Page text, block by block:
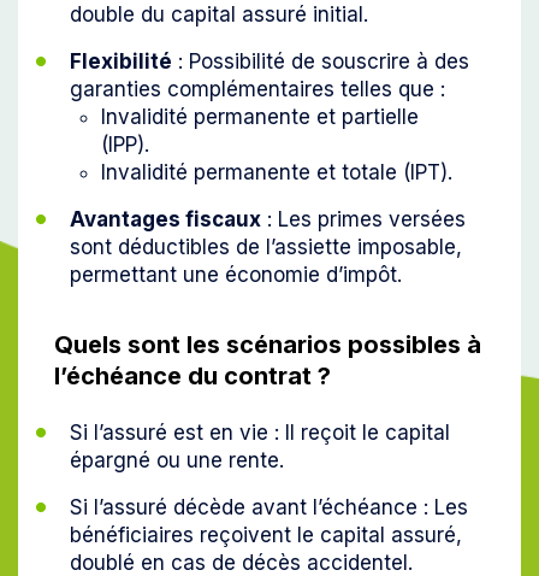
double du capital assuré initial.
Flexibilité : Possibilité de souscrire à des
garanties complémentaires telles que :
Invalidité permanente et partielle
(IPP).
Invalidité permanente et totale (IPT).
Avantages fiscaux : Les primes versées
sont déductibles de l’assiette imposable,
permettant une économie d’impôt.
Quels sont les scénarios possibles à
l’échéance du contrat ?
Si l’assuré est en vie : Il reçoit le capital
épargné ou une rente.
Si l’assuré décède avant l’échéance : Les
bénéficiaires reçoivent le capital assuré,
doublé en cas de décès accidentel.